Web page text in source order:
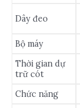
Dây đeo
Bộ máy
Thời gian dự
trữ cót
Chức năng